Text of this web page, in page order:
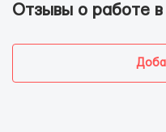
Отзывы о работе